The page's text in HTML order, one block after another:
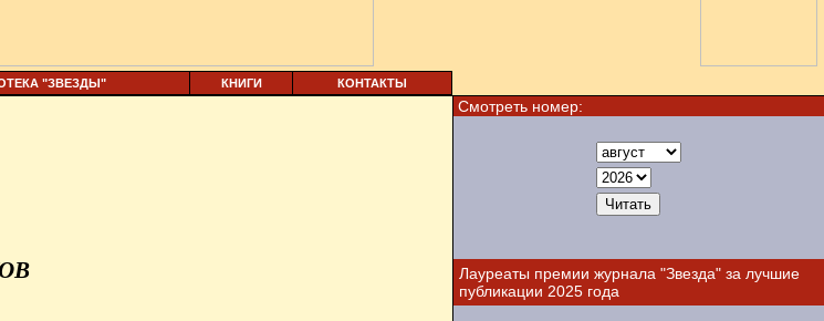
"ЗВЕЗДЫ" КНИГИ КОНТАКТЫ
Смотреть номер:
Лауреаты премии журнала "Звезда" за лучшие
публикации 2025 года